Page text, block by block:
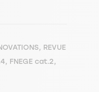
REVUE
FNEGE cat.2,